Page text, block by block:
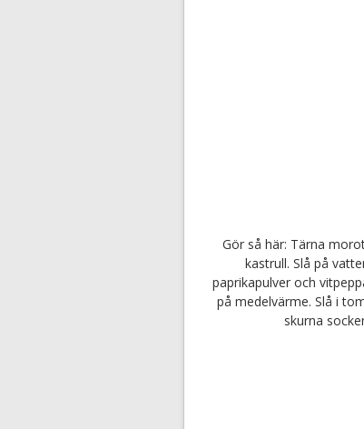
Gör så här: Tärna
kastrull. Slå på
paprikapulver och
på medelvärme. Slå i
skurna